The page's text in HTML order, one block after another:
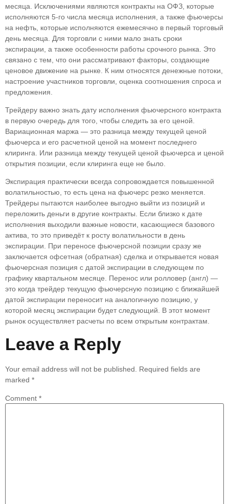
месяца. Исключениями являются контракты на ОФЗ, которые
исполняются 5-го числа месяца исполнения, а также фьючерсы
на нефть, которые исполняются ежемесячно в первый торговый
день месяца. Для торговли с ними мало знать сроки
экспирации, а также особенности работы срочного рынка. Это
связано с тем, что они рассматривают факторы, создающие
ценовое движение на рынке. К ним относятся денежные потоки,
настроение участников торговли, оценка соотношения спроса и
предложения.
Трейдеру важно знать дату исполнения фьючерсного контракта
в первую очередь для того, чтобы следить за его ценой.
Вариационная маржа — это разница между текущей ценой
фьючерса и его расчетной ценой на момент последнего
клиринга. Или разница между текущей ценой фьючерса и ценой
открытия позиции, если клиринга еще не было.
Экспирация практически всегда сопровождается повышенной
волатильностью, то есть цена на фьючерс резко меняется.
Трейдеры пытаются наиболее выгодно выйти из позиций и
переложить деньги в другие контракты. Если близко к дате
исполнения выходили важные новости, касающиеся базового
актива, то это приведёт к росту волатильности в день
экспирации. При переносе фьючерсной позиции сразу же
заключается офсетная (обратная) сделка и открывается новая
фьючерсная позиция с датой экспирации в следующем по
графику квартальном месяце. Перенос или ролловер (англ) —
это когда трейдер текущую фьючерсную позицию с ближайшей
датой экспирации переносит на аналогичную позицию, у
которой месяц экспирации будет следующий. В этот момент
рынок осуществляет расчеты по всем открытым контрактам.
Leave a Reply
Your email address will not be published.
Required fields are
marked *
Comment *